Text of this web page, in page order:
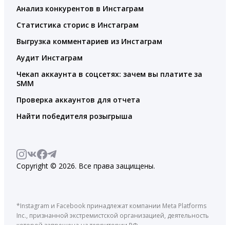
Анализ конкурентов в Инстаграм
Статистика сторис в Инстаграм
Выгрузка комментариев из Инстаграм
Аудит Инстаграм
Чекап аккаунта в соцсетях: зачем вы платите за
SMM
Проверка аккаунтов для отчета
Найти победителя розыгрыша
Copyright © 2026. Все права защищены.
*Instagram и Facebook принадлежат компании Meta Platforms
Inc., признанной экстремистской организацией, деятельность